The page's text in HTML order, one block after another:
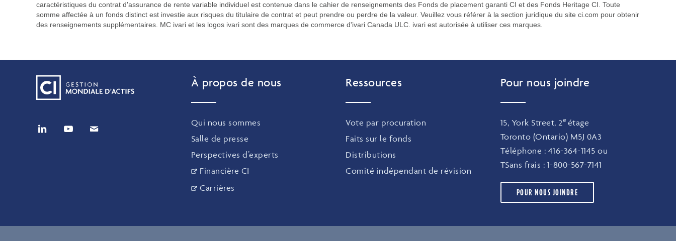
caractéristiques du contrat d'assurance de rente variable individuel est contenue dans le cahier de renseignements des Fonds de placement garanti CI et des Fonds Heritage CI. Toute
somme affectée à un fonds distinct est investie aux risques du titulaire de contrat et peut prendre ou perdre de la valeur. Veuillez vous référer à la section juridique du site ci.com pour obtenir
des renseignements supplémentaires. MC ivari et les logos ivari sont des marques de commerce d'ivari Canada ULC. ivari est autorisée à utiliser ces marques.
À propos de nous
Qui nous sommes
Salle de presse
Perspectives d’experts
Financière CI
Carrières
Ressources
Vote par procuration
Faits sur le fonds
Distributions
Comité indépendant de révision
Pour nous joindre
15, York Street, 2eétage
Toronto (Ontario) M5J 0A3
Téléphone : 416-364-1145 ou
TSans frais : 1-800-567-7141
POUR NOUS JOINDRE